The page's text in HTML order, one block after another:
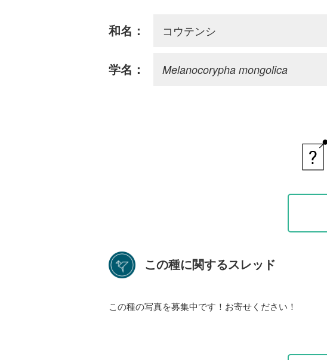
和名： コウテンシ
学名： Melanocorypha mongolica
この種に関するスレッド
この種の写真を募集中です！お寄せください！